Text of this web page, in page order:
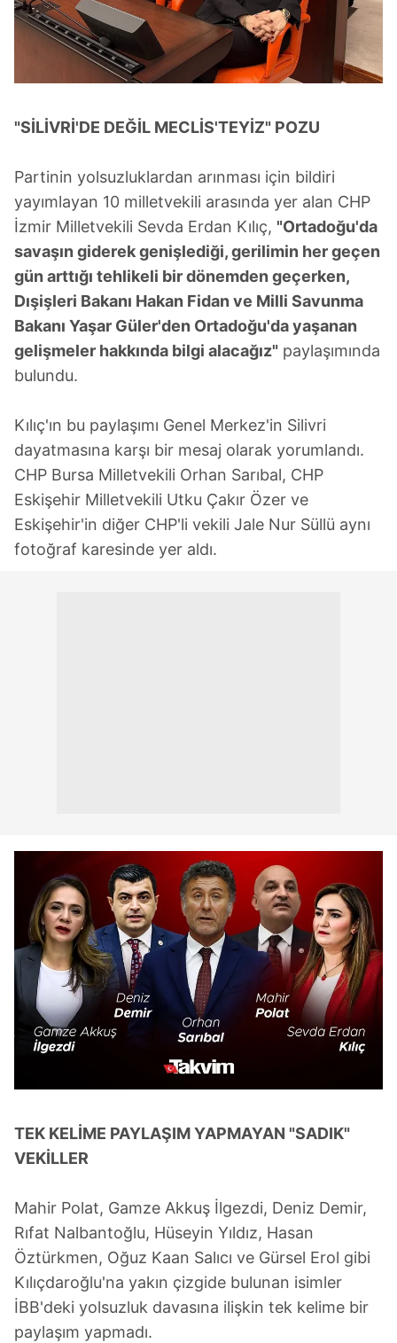
"SİLİVRİ'DE DEĞİL MECLİS'TEYİZ" POZU
Partinin yolsuzluklardan arınması için bildiri
yayımlayan 10 milletvekili arasında yer alan CHP
İzmir Milletvekili Sevda Erdan Kılıç, "Ortadoğu'da
savaşın giderek genişlediği, gerilimin her geçen
gün arttığı tehlikeli bir dönemden geçerken,
Dışişleri Bakanı Hakan Fidan ve Milli Savunma
Bakanı Yaşar Güler'den Ortadoğu'da yaşanan
gelişmeler hakkında bilgi alacağız" paylaşımında
bulundu.
Kılıç'ın bu paylaşımı Genel Merkez'in Silivri
dayatmasına karşı bir mesaj olarak yorumlandı.
CHP Bursa Milletvekili Orhan Sarıbal, CHP
Eskişehir Milletvekili Utku Çakır Özer ve
Eskişehir'in diğer CHP'li vekili Jale Nur Süllü aynı
fotoğraf karesinde yer aldı.
TEK KELİME PAYLAŞIM YAPMAYAN "SADIK"
VEKİLLER
Mahir Polat, Gamze Akkuş İlgezdi, Deniz Demir,
Rıfat Nalbantoğlu, Hüseyin Yıldız, Hasan
Öztürkmen, Oğuz Kaan Salıcı ve Gürsel Erol gibi
Kılıçdaroğlu'na yakın çizgide bulunan isimler
İBB'deki yolsuzluk davasına ilişkin tek kelime bir
paylaşım yapmadı.